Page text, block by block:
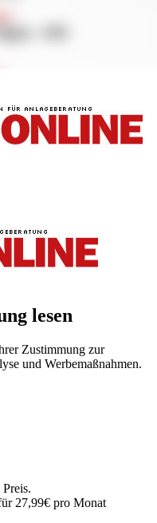
lesen
Zustimmung zur
und Werbemaßnahmen.
27,99€ pro Monat